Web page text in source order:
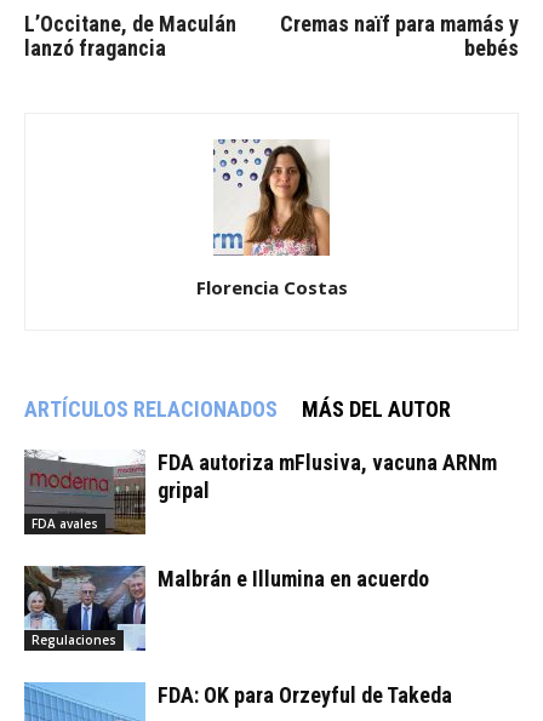
L’Occitane, de Maculán
lanzó fragancia
Cremas naïf para mamás y
bebés
Florencia Costas
ARTÍCULOS RELACIONADOS MÁS DEL AUTOR
FDA avales
FDA autoriza mFlusiva, vacuna ARNm
gripal
Regulaciones
Malbrán e Illumina en acuerdo
FDA: OK para Orzeyful de Takeda